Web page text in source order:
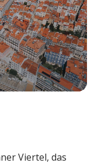
Viertel, das